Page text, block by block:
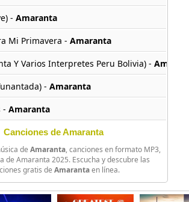
- Amaranta
Mi Primavera - Amaranta
Y Varios Interpretes Peru Bolivia) -
- Amaranta
- Amaranta
-Amaranta
-Amaranta
Amaranta
Canciones de Amaranta
de Amaranta, canciones en formato MP3,
de Amaranta 2025. Escucha y descubre las
gratis de Amarantaen línea.